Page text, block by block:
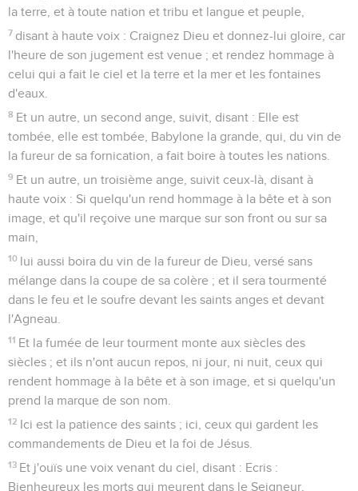
la terre, et à toute nation et tribu et langue et peuple,
7 disant à haute voix : Craignez Dieu et donnez-lui gloire, car
l'heure de son jugement est venue ; et rendez hommage à
celui qui a fait le ciel et la terre et la mer et les fontaines
d'eaux.
8 Et un autre, un second ange, suivit, disant : Elle est
tombée, elle est tombée, Babylone la grande, qui, du vin de
la fureur de sa fornication, a fait boire à toutes les nations.
9 Et un autre, un troisième ange, suivit ceux-là, disant à
haute voix : Si quelqu'un rend hommage à la bête et à son
image, et qu'il reçoive une marque sur son front ou sur sa
main,
10 lui aussi boira du vin de la fureur de Dieu, versé sans
mélange dans la coupe de sa colère ; et il sera tourmenté
dans le feu et le soufre devant les saints anges et devant
l'Agneau.
11 Et la fumée de leur tourment monte aux siècles des
siècles ; et ils n'ont aucun repos, ni jour, ni nuit, ceux qui
rendent hommage à la bête et à son image, et si quelqu'un
prend la marque de son nom.
12 Ici est la patience des saints ; ici, ceux qui gardent les
commandements de Dieu et la foi de Jésus.
13 Et j'ouïs une voix venant du ciel, disant : Ecris :
Bienheureux les morts qui meurent dans le Seigneur,